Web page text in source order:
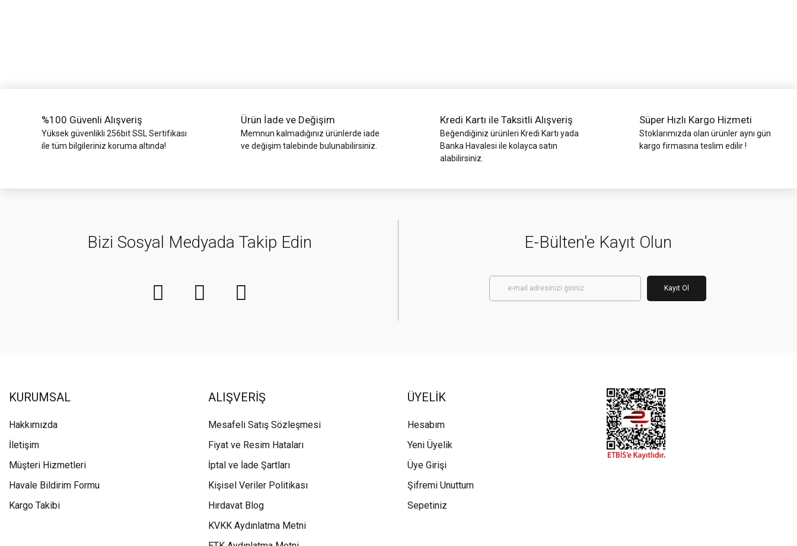
%100 Güvenli Alışveriş
Yüksek güvenlikli 256bit SSL Sertifikası
ile tüm bilgileriniz koruma altında!
Ürün İade ve Değişim
Memnun kalmadığınız ürünlerde iade
ve değişim talebinde bulunabilirsiniz.
Kredi Kartı ile Taksitli Alışveriş
Beğendiğiniz ürünleri Kredi Kartı yada
Banka Havalesi ile kolayca satın
alabilirsiniz.
Süper Hızlı Kargo Hizmeti
Stoklarımızda olan ürünler aynı gün
kargo firmasına teslim edilir !
Bizi Sosyal Medyada Takip Edin E-Bülten'e Kayıt Olun
Kayıt Ol
KURUMSAL
Hakkımızda
İletişim
Müşteri Hizmetleri
Havale Bildirim Formu
Kargo Takibi
ALIŞVERİŞ
Mesafeli Satış Sözleşmesi
Fiyat ve Resim Hataları
İptal ve İade Şartları
Kişisel Veriler Politikası
Hırdavat Blog
KVKK Aydınlatma Metni
ÜYELİK
Hesabım
Yeni Üyelik
Üye Girişi
Şifremi Unuttum
Sepetiniz